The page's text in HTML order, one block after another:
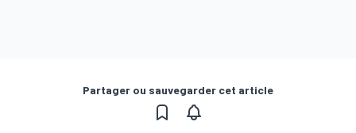
Partager ou sauvegarder cet article